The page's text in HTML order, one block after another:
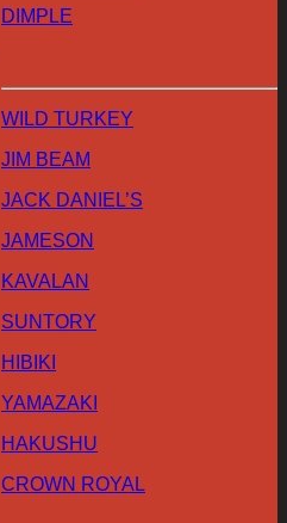
DIMPLE
WILD TURKEY
JIM BEAM
JACK DANIEL’S
JAMESON
KAVALAN
SUNTORY
HIBIKI
YAMAZAKI
HAKUSHU
CROWN ROYAL